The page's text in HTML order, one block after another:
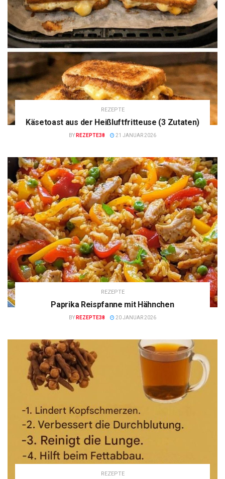
REZEPTE
Käsetoast aus der Heißluftfritteuse (3 Zutaten)
BY REZEPTE38 21 JANUAR 2026
REZEPTE
Paprika Reispfanne mit Hähnchen
BY REZEPTE38 20 JANUAR 2026
REZEPTE